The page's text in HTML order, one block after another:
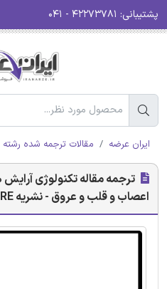
پشتیبانی:
ایران عرضه مقالات ترجمه شده
ترجمه مقاله تکنولوژی
اعصاب و قلب و عروق - نشریه NATURE